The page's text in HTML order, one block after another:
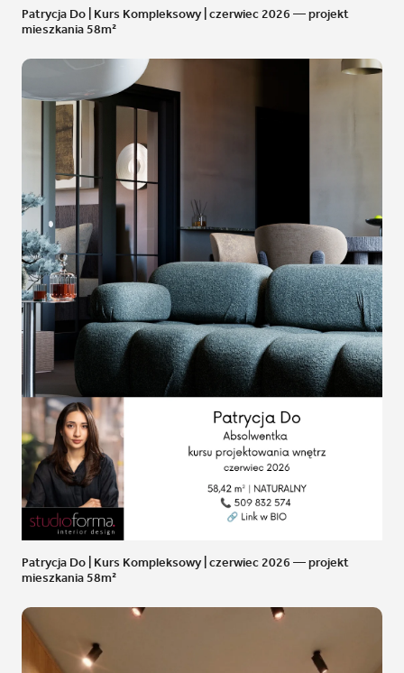
Patrycja Do | Kurs Kompleksowy | czerwiec 2026 — projekt
mieszkania 58m²
Patrycja Do | Kurs Kompleksowy | czerwiec 2026 — projekt
mieszkania 58m²